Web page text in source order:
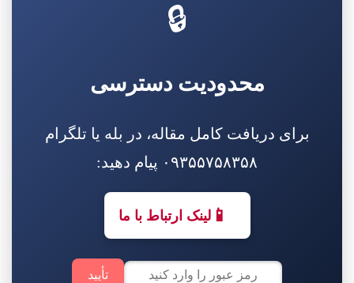
🔒
محدودیت دسترسی
برای دریافت کامل مقاله، در بله یا تلگرام
۰۹۳۵۵۷۵۸۳۵۸ پیام دهید:
📱لینک ارتباط با ما
تأیید